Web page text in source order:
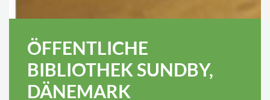
ÖFFENTLICHE
BIBLIOTHEK SUNDBY,
DÄNEMARK